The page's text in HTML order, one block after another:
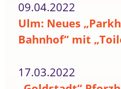
09.04.2022
Ulm: Neues
Bahnhof“ mit
17.03.2022